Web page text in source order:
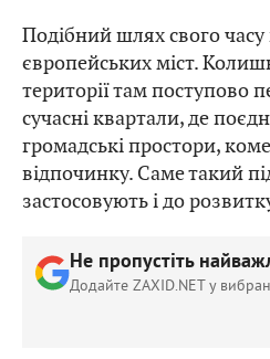
Подібний шлях свого
європейських міст.
території там поступово
сучасні квартали, де
громадські простори,
відпочинку. Саме такий
застосовують і до
Не пропустіть
Додайте ZAXID.NET у